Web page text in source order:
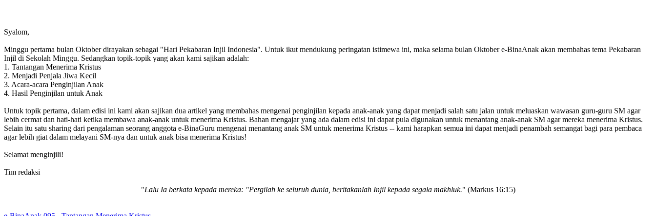
Syalom,
Minggu pertama bulan Oktober dirayakan sebagai "Hari Pekabaran Injil Indonesia". Untuk ikut mendukung peringatan istimewa ini, maka selama bulan Oktober e-BinaAnak akan membahas tema Pekabaran
Injil di Sekolah Minggu. Sedangkan topik-topik yang akan kami sajikan adalah:
1. Tantangan Menerima Kristus
2. Menjadi Penjala Jiwa Kecil
3. Acara-acara Penginjilan Anak
4. Hasil Penginjilan untuk Anak
Untuk topik pertama, dalam edisi ini kami akan sajikan dua artikel yang membahas mengenai penginjilan kepada anak-anak yang dapat menjadi salah satu jalan untuk meluaskan wawasan guru-guru SM agar
lebih cermat dan hati-hati ketika membawa anak-anak untuk menerima Kristus. Bahan mengajar yang ada dalam edisi ini dapat pula digunakan untuk menantang anak-anak SM agar mereka menerima Kristus.
Selain itu satu sharing dari pengalaman seorang anggota e-BinaGuru mengenai menantang anak SM untuk menerima Kristus -- kami harapkan semua ini dapat menjadi penambah semangat bagi para pembaca
agar lebih giat dalam melayani SM-nya dan untuk anak bisa menerima Kristus!
Selamat menginjili!
Tim redaksi
"Lalu Ia berkata kepada mereka: "Pergilah ke seluruh dunia, beritakanlah Injil kepada segala makhluk." (Markus 16:15)